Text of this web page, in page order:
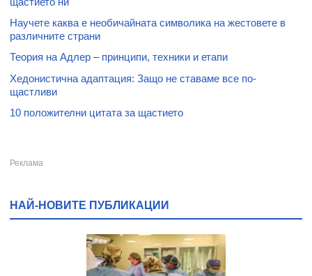
Научете каква е необичайната символика на жестовете в
различните страни
Теория на Адлер – принципи, техники и етапи
Хедонистична адаптация: Защо не ставаме все по-
щастливи
10 положителни цитата за щастието
НАЙ-НОВИТЕ ПУБЛИКАЦИИ